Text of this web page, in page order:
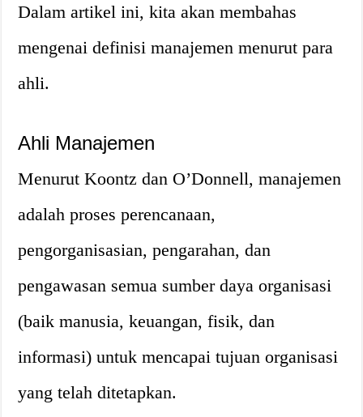
Dalam artikel ini, kita akan membahas
mengenai definisi manajemen menurut para
ahli.
Ahli Manajemen
Menurut Koontz dan O’Donnell, manajemen
adalah proses perencanaan,
pengorganisasian, pengarahan, dan
pengawasan semua sumber daya organisasi
(baik manusia, keuangan, fisik, dan
informasi) untuk mencapai tujuan organisasi
yang telah ditetapkan.